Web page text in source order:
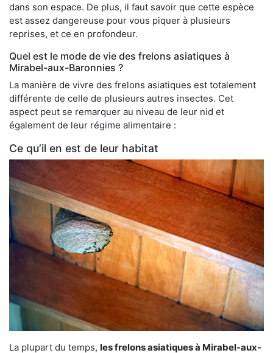
dans son espace. De plus, il faut savoir que cette espèce
est assez dangereuse pour vous piquer à plusieurs
reprises, et ce en profondeur.
Quel est le mode de vie des frelons asiatiques à
Mirabel-aux-Baronnies ?
La manière de vivre des frelons asiatiques est totalement
différente de celle de plusieurs autres insectes. Cet
aspect peut se remarquer au niveau de leur nid et
également de leur régime alimentaire :
Ce qu’il en est de leur habitat
La plupart du temps, les frelons asiatiques à Mirabel-aux-